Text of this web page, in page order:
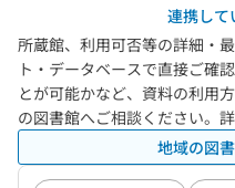
連携して
所蔵館、利用可否等の詳細・
ト・データベースで直接ご確
とが可能かなど、資料の利用
の図書館へご相談ください。
地域の図